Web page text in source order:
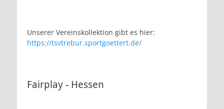
Unserer Vereinskollektion gibt es hier:
https://tsvtrebur.sportgoettert.de/
Fairplay - Hessen